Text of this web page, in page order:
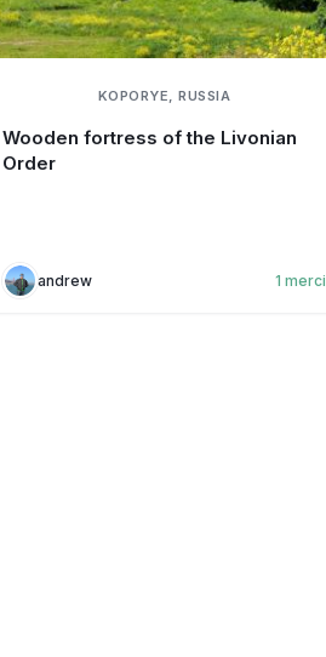
KOPORYE, RUSSIA
Wooden fortress of the Livonian
Order
andrew 1 merci